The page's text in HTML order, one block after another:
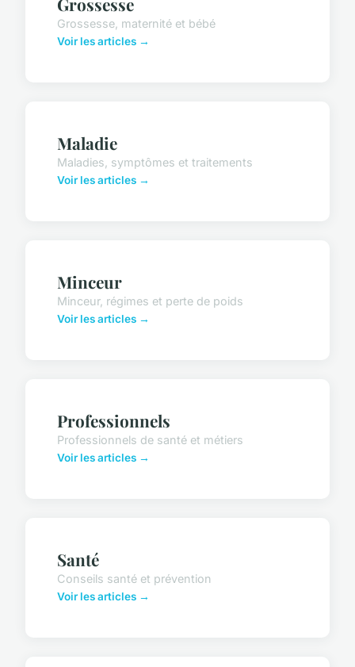
Grossesse, maternité et bébé
Voir les articles →
Maladie
Maladies, symptômes et traitements
Voir les articles →
Minceur
Minceur, régimes et perte de poids
Voir les articles →
Professionnels
Professionnels de santé et métiers
Voir les articles →
Santé
Conseils santé et prévention
Voir les articles →